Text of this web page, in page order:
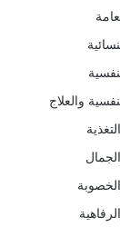
والعلاج